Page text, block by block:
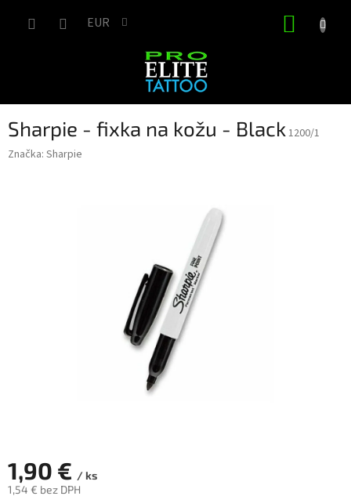
EUR
Sharpie - fixka na kožu - Black 1200/1
Značka: Sharpie
1,90 € / ks
1,54 € bez DPH